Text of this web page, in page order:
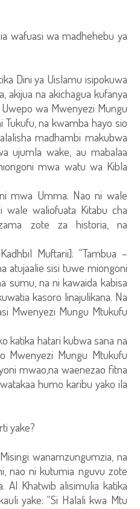
wafuasi wa madhehebu ya
Dini ya Uislamu isipokuwa
akijua na akichagua kufanya
wa Mwenyezi Mungu
na kwamba hayo sio
madhambi makubwa
ujumla wake, au mabalaa
mwa watu wa Kibla
mwa Umma. Nao ni wale
waliofuata Kitabu cha
zote za historia, na
Muftarii]: “Tambua –
atujaalie sisi tuwe miongoni
sumu, na ni kawaida kabisa
kasoro linajulikana. Na
Mwenyezi Mungu Mtukufu
katika hatari kubwa sana na
Mwenyezi Mungu Mtukufu
mwao,na waenezao fitna
humo karibu yako ila
yake?
wanamzungumzia, na
nao ni kutumia nguvu zote
Al Khatwib alisimulia katika
yake: “Si Halali kwa Mtu